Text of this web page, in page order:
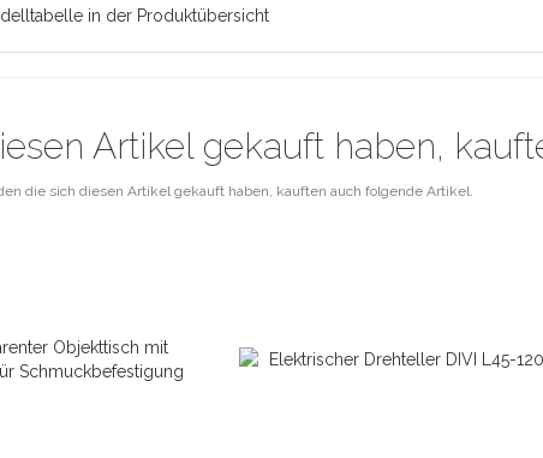
in der Produktübersicht
Artikel gekauft haben,
die sich diesen Artikel gekauft haben, kauften auch folgende Artikel.